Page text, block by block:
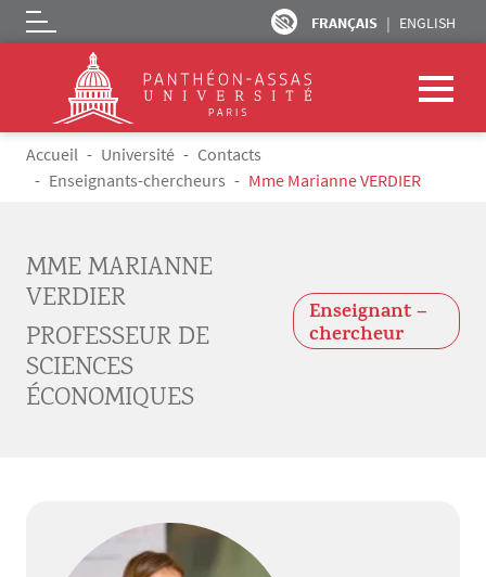
Aller au contenu principal
FRANÇAIS ENGLISH
Logo
Fil d'Ariane
Accueil Université
Contacts
Enseignants-chercheurs
Mme Marianne VERDIER
MME MARIANNE
VERDIER
PROFESSEUR DE
SCIENCES
ÉCONOMIQUES
Enseignant –
chercheur